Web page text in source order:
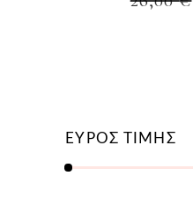
ΕΥΡΟΣ ΤΙΜΗΣ